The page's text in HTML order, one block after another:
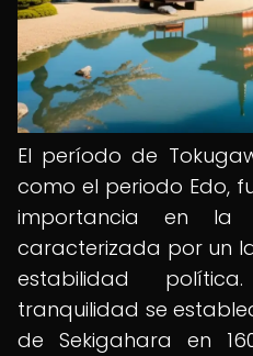
El período de
como el periodo Edo,
importancia en la
caracterizada por un
estabilidad
tranquilidad se
de Sekigahara en